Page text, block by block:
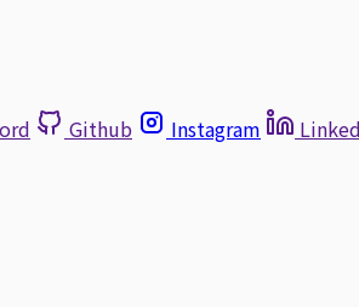
Github Instagram